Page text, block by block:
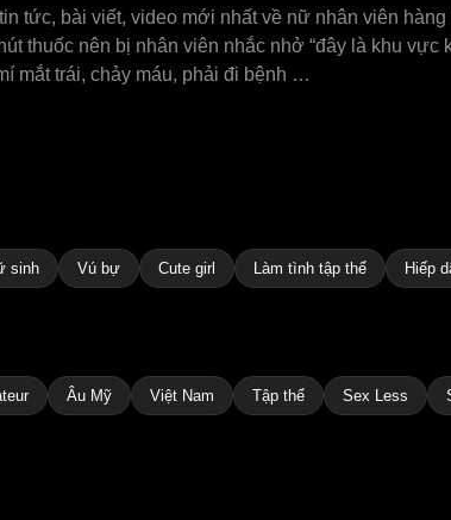
tức, bài viết, video mới nhất về nữ nhân viên
thuốc nên bị nhân viên nhắc nhở “đây là khu
mắt trái, chảy máu, phải đi bệnh …
sinh Vú bự Cute girl Làm tình tập thể Hiếp
Âu Mỹ Việt Nam Tập thể Sex Less